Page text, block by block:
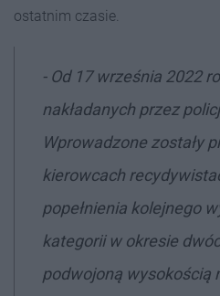
ostatnim czasie.
- Od 17 września 2022
nakładanych przez
Wprowadzone zostały
kierowcach
popełnienia kolejnego
kategorii w okresie
podwojoną wysokością